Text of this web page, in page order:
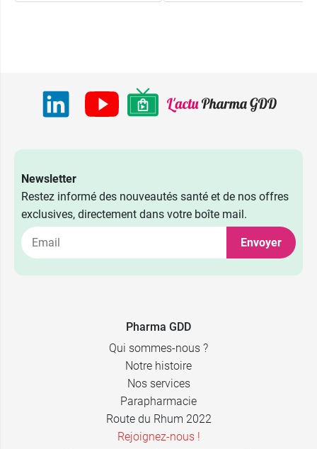
Newsletter
Restez informé des nouveautés santé et de nos offres
exclusives, directement dans votre boîte mail.
Envoyer
Pharma GDD
Qui sommes-nous ?
Notre histoire
Nos services
Parapharmacie
Route du Rhum 2022
Rejoignez-nous !